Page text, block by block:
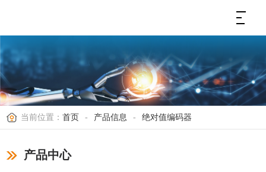
当前位置： 首页 - 产品信息 - 绝对值编码器
产品中心